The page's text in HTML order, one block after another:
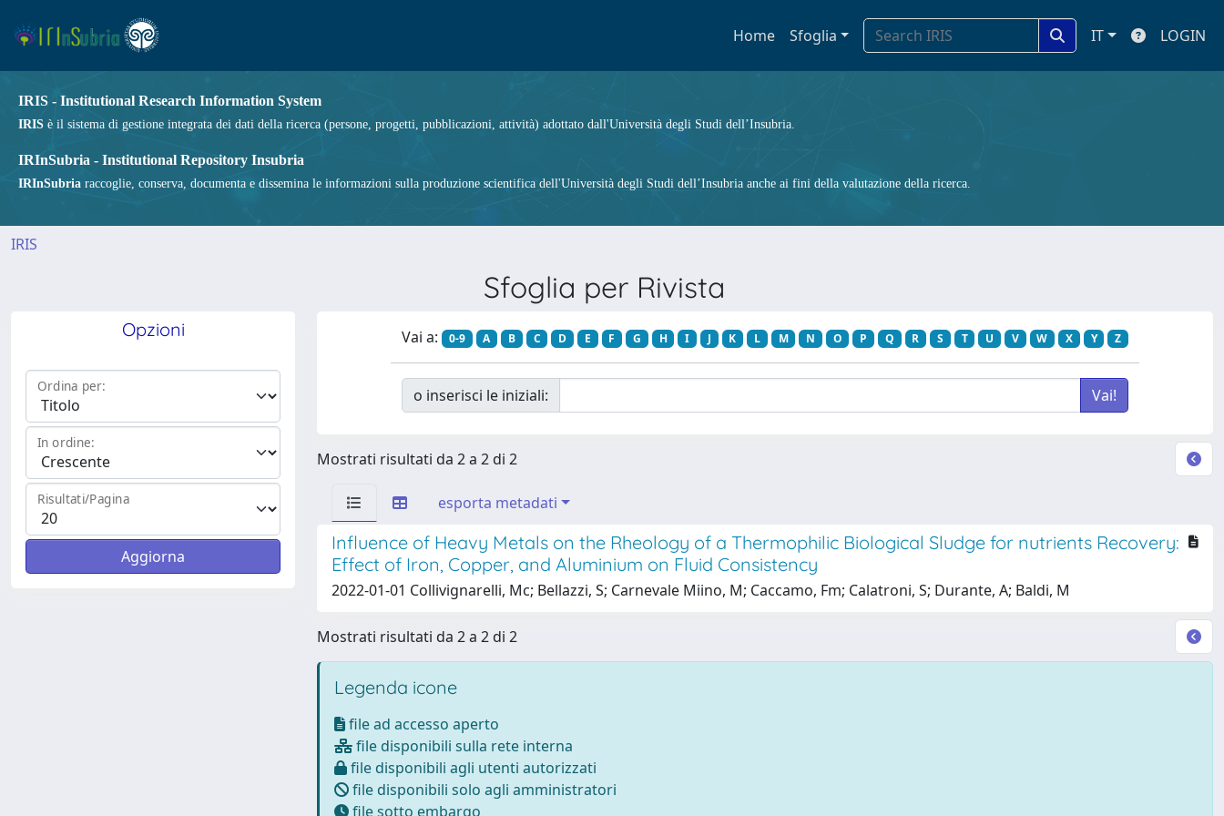
Home Sfoglia IT LOGIN
IRIS - Institutional Research Information System
IRIS è il sistema di gestione integrata dei dati della ricerca (persone, progetti, pubblicazioni, attività) adottato dall'Università degli Studi dell’Insubria.
IRInSubria - Institutional Repository Insubria
IRInSubria raccoglie, conserva, documenta e dissemina le informazioni sulla produzione scientifica dell'Università degli Studi dell’Insubria anche ai fini della valutazione della ricerca.
IRIS
Sfoglia per Rivista
Opzioni
Ordina per:
In ordine:
Risultati/Pagina
Vai a: 0-9 A B C D E F G H I J K L M N O P Q R S T U V W X Y Z
o inserisci le iniziali:
Mostrati risultati da 2 a 2 di 2
esporta metadati
Influence of Heavy Metals on the Rheology of a Thermophilic Biological Sludge for nutrients Recovery:
Effect of Iron, Copper, and Aluminium on Fluid Consistency
2022-01-01 Collivignarelli, Mc; Bellazzi, S; Carnevale Miino, M; Caccamo, Fm; Calatroni, S; Durante, A; Baldi, M
Mostrati risultati da 2 a 2 di 2
Legenda icone
file ad accesso aperto
file disponibili sulla rete interna
file disponibili agli utenti autorizzati
file disponibili solo agli amministratori
file sotto embargo